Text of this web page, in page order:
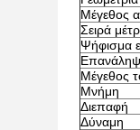
Μέγεθος
Σειρά
Ψήφισμα
Μέγεθος
Μνήμη
Διεπαφή
Δύναμη